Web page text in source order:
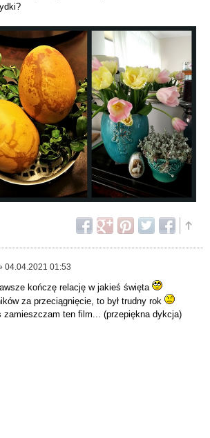
04.04.2021 01:53
kończę relację w jakieś święta
za przeciągnięcie, to był trudny rok
zamieszczam ten film... (przepiękna dykcja)